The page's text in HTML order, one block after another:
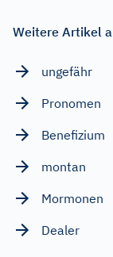
Weitere Artikel
ungefähr
Pronomen
Benefizium
montan
Mormonen
Dealer